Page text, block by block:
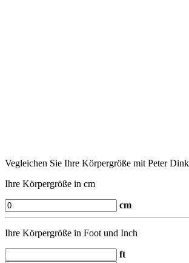
Vegleichen Sie Ihre Körpergröße mit Peter
Ihre Körpergröße in cm
cm
Ihre Körpergröße in Foot und Inch
ft